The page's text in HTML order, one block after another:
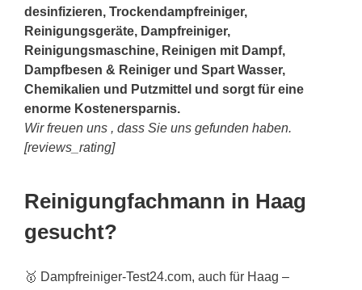
desinfizieren, Trockendampfreiniger,
Reinigungsgeräte, Dampfreiniger,
Reinigungsmaschine, Reinigen mit Dampf,
Dampfbesen & Reiniger und Spart Wasser,
Chemikalien und Putzmittel und sorgt für eine
enorme Kostenersparnis.
Wir freuen uns , dass Sie uns gefunden haben.
[reviews_rating]
Reinigungfachmann in Haag
gesucht?
🥇 Dampfreiniger-Test24.com, auch für Haag –